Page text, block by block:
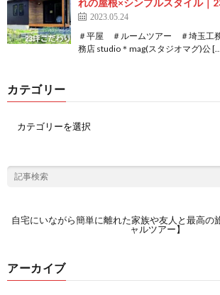
2023.05.24
＃平屋 ＃ルームツアー ＃埼玉工
務店 studio＊mag(スタジオマグ)公
カテゴリー
自宅にいながら簡単に離れた家族や友人と最高の
ャルツアー】
アーカイブ